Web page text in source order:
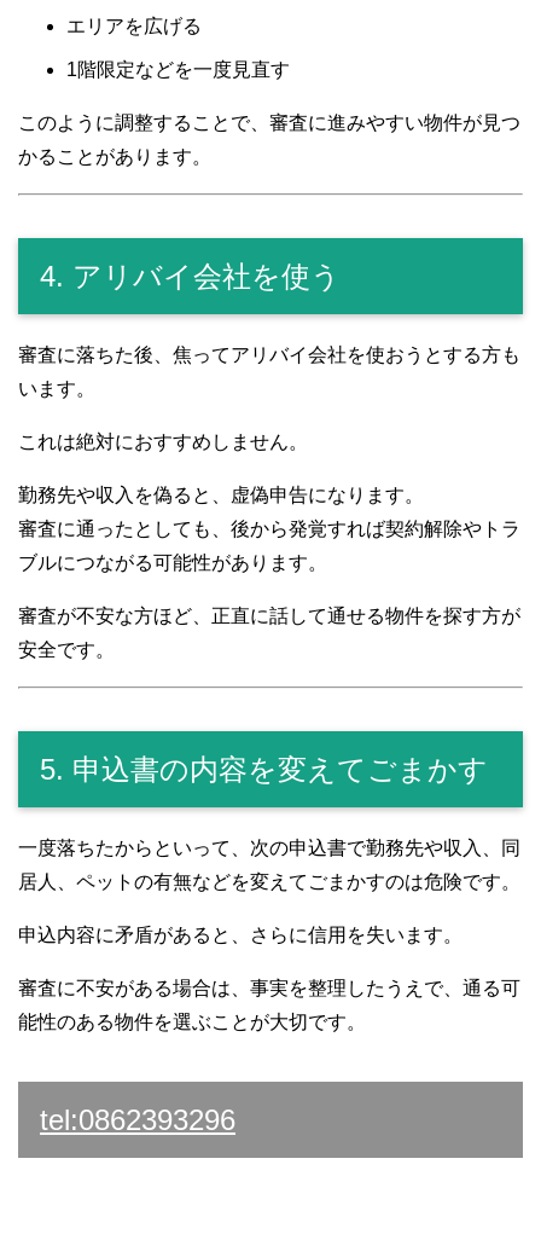
エリアを広げる
1階限定などを一度見直す
このように調整することで、審査に進みやすい物件が見つ
かることがあります。
4. アリバイ会社を使う
審査に落ちた後、焦ってアリバイ会社を使おうとする方も
います。
これは絶対におすすめしません。
勤務先や収入を偽ると、虚偽申告になります。
審査に通ったとしても、後から発覚すれば契約解除やトラ
ブルにつながる可能性があります。
審査が不安な方ほど、正直に話して通せる物件を探す方が
安全です。
5. 申込書の内容を変えてごまかす
一度落ちたからといって、次の申込書で勤務先や収入、同
居人、ペットの有無などを変えてごまかすのは危険です。
申込内容に矛盾があると、さらに信用を失います。
審査に不安がある場合は、事実を整理したうえで、通る可
能性のある物件を選ぶことが大切です。
tel:0862393296